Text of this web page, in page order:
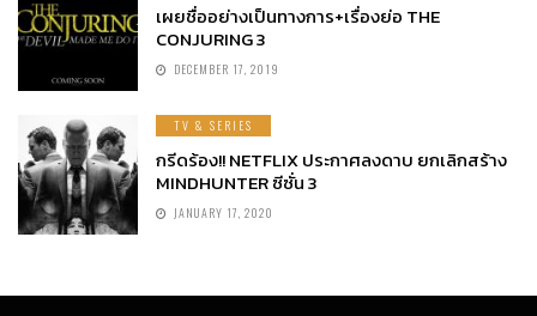
เผยชื่ออย่างเป็นทางการ+เรื่องย่อ THE
CONJURING 3
DECEMBER 17, 2019
TV & SERIES
กรีดร้อง!! NETFLIX ประกาศลงดาบ ยกเลิกสร้าง
MINDHUNTER ซีซั่น 3
JANUARY 17, 2020